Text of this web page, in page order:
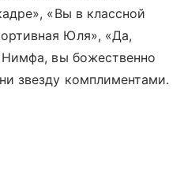
«Вы в классной
Юля», «Да,
вы божественно
звезду комплиментами.